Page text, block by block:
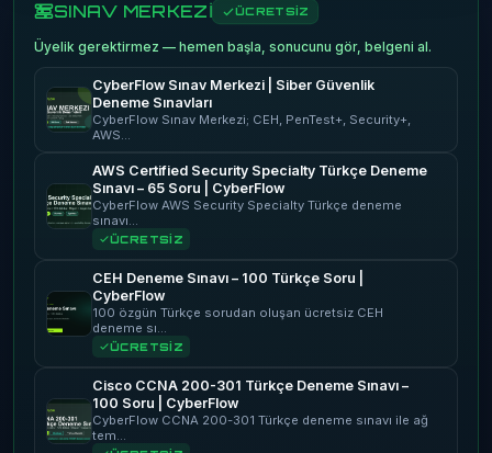
SINAV MERKEZİ ÜCRETSİZ
Üyelik gerektirmez — hemen başla, sonucunu gör, belgeni al.
CyberFlow Sınav Merkezi | Siber Güvenlik
Deneme Sınavları
CyberFlow Sınav Merkezi; CEH, PenTest+, Security+,
AWS…
AWS Certified Security Specialty Türkçe Deneme
Sınavı – 65 Soru | CyberFlow
CyberFlow AWS Security Specialty Türkçe deneme
sınavı…
ÜCRETSİZ
CEH Deneme Sınavı – 100 Türkçe Soru |
CyberFlow
100 özgün Türkçe sorudan oluşan ücretsiz CEH
deneme sı…
ÜCRETSİZ
Cisco CCNA 200-301 Türkçe Deneme Sınavı –
100 Soru | CyberFlow
CyberFlow CCNA 200-301 Türkçe deneme sınavı ile ağ
tem…